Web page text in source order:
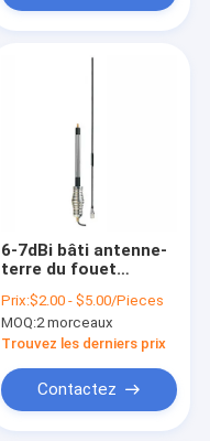
6-7dBi bâti antenne-
terre du fouet
d'antenne de radio
flexible de ressort
Prix:$2.00 - $5.00/Pieces
MOQ:2 morceaux
Trouvez les derniers prix
Contactez